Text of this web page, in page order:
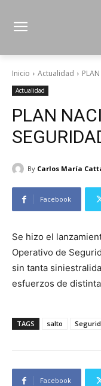
Inicio Actualidad
Actualidad
PLAN
By Carlos María
Facebook
Se hizo el
Operativo de
sin tanta
esfuerzos de
TAGS salto
Facebook